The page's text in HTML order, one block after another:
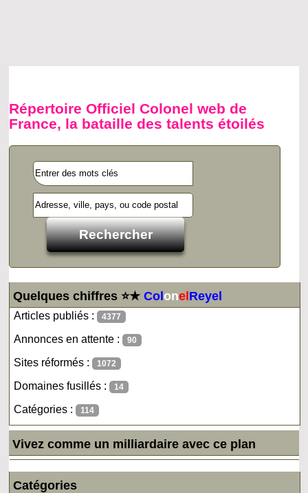
Répertoire Officiel Colonel web de
France, la bataille des talents étoilés
Quelques chiffres ⭐★ColonelReyel
Articles publiés : 4377
Annonces en attente : 90
Sites réformés : 1072
Domaines fusillés : 14
Catégories : 114
Vivez comme un milliardaire avec ce plan
Catégories